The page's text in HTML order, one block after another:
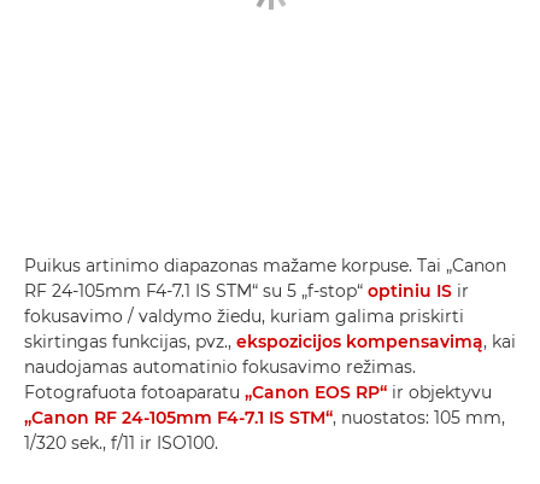
Puikus artinimo diapazonas mažame korpuse. Tai „Canon
RF 24-105mm F4-7.1 IS STM“ su 5 „f-stop“ optiniu IS ir
fokusavimo / valdymo žiedu, kuriam galima priskirti
skirtingas funkcijas, pvz., ekspozicijos kompensavimą, kai
naudojamas automatinio fokusavimo režimas.
Fotografuota fotoaparatu „Canon EOS RP“ ir objektyvu
„Canon RF 24-105mm F4-7.1 IS STM“, nuostatos: 105 mm,
1/320 sek., f/11 ir ISO100.